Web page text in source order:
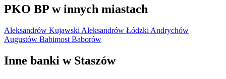
PKO BP w innych miastach
Aleksandrów Kujawski Aleksandrów Łódzki Andrychów
Augustów Babimost Baborów
Inne banki w Staszów